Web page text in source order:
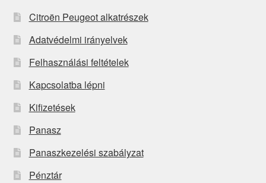
Citroën Peugeot alkatrészek
Adatvédelmi irányelvek
Felhasználási feltételek
Kapcsolatba lépni
Kifizetések
Panasz
Panaszkezelési szabályzat
Pénztár